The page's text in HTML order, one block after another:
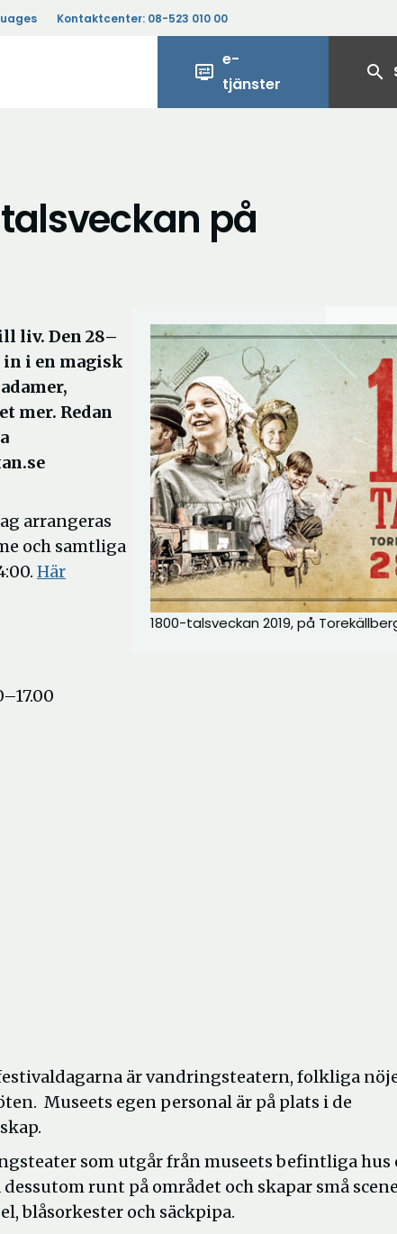
Kontaktcenter: 08-523 010 00
display_settings
e-
tjänster
search
på
1800-talsveckan 2019, på
liv. Den 28–
i en magisk
mer. Redan
arrangeras
och samtliga
Här
är vandringsteatern, folkliga
Museets egen personal är på plats i de
som utgår från museets befintliga hus
runt på området och skapar små
blåsorkester och säckpipa.